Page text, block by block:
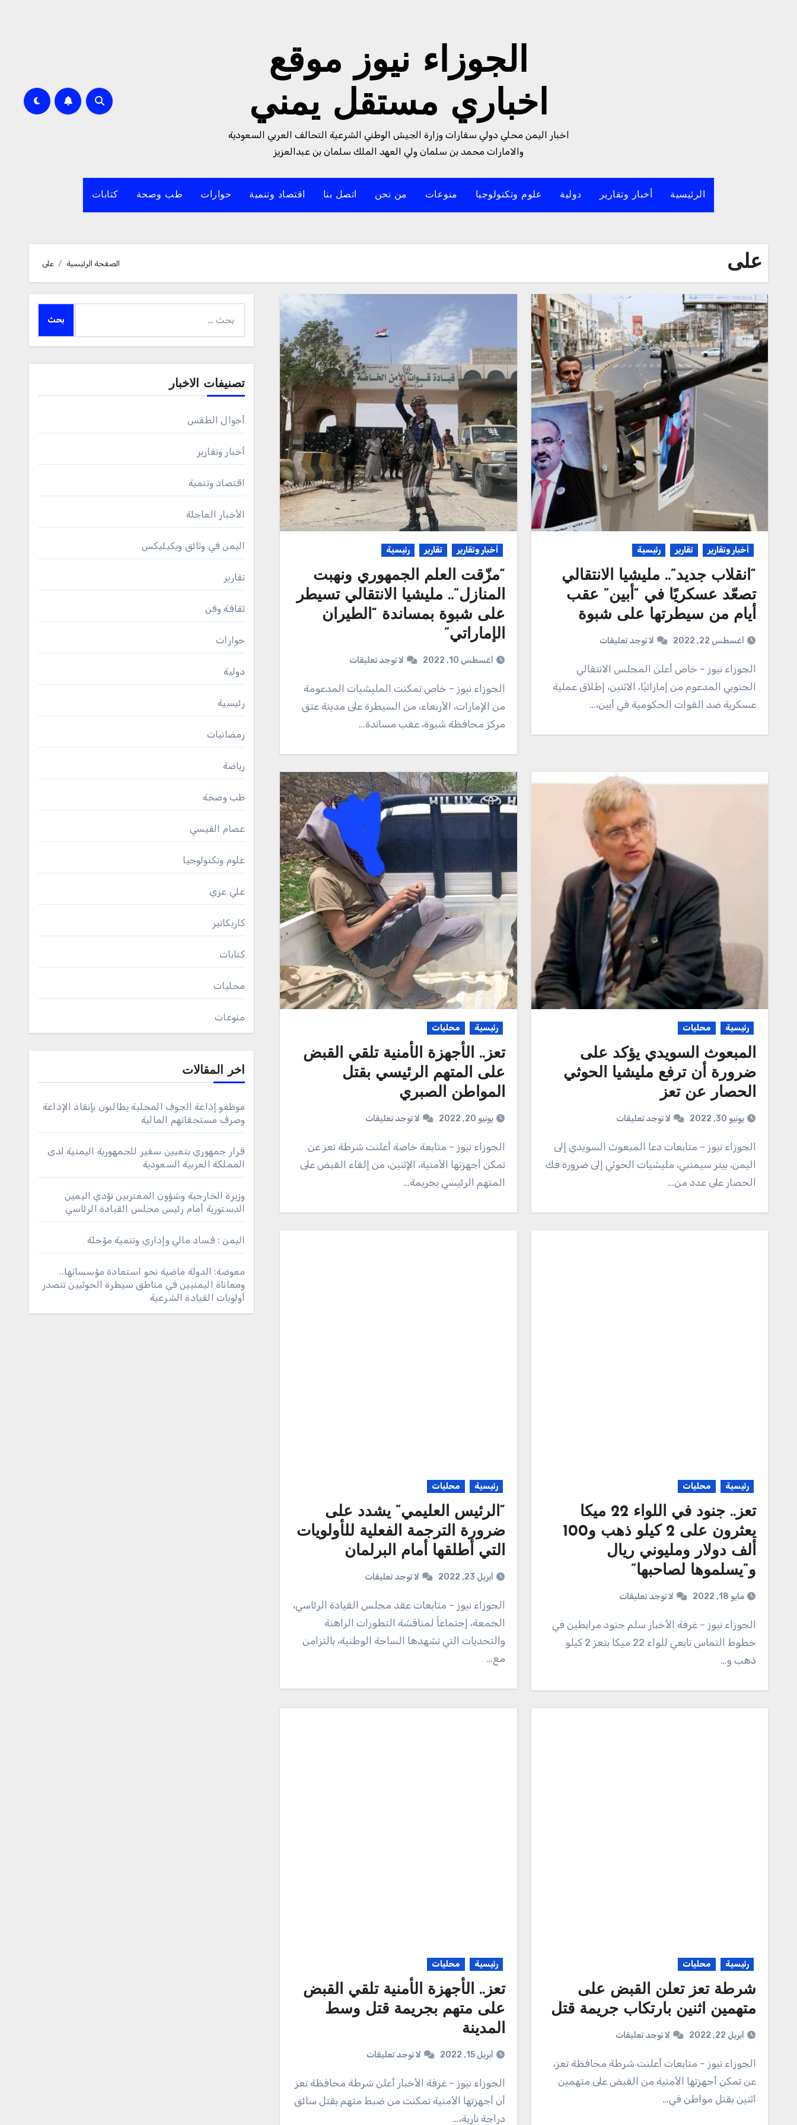
الجوزاء نيوز موقع
اخباري مستقل يمني
اخبار اليمن محلي دولي سفارات وزارة الجيش الوطني الشرعية التحالف العربي السعودية
والامارات محمد بن سلمان ولي العهد الملك سلمان بن عبدالعزيز
الرئيسية أخبار وتقارير دولية علوم وتكنولوجيا منوعات من نحن اتصل بنا اقتصاد وتنمية حوارات طب وصحة كتابات
على الصفحة الرئيسية على
أخبار وتقارير تقارير رئيسية
“انقلاب جديد”.. مليشيا الانتقالي
تصعّد عسكريًا في “أبين” عقب
أيام من سيطرتها على شبوة
أغسطس 22, 2022 لا توجد تعليقات
الجنوبي المدعوم من إماراتيًا، الاثنين، إطلاق عملية
عسكرية ضد القوات الحكومية في أبين،…
أخبار وتقارير تقارير رئيسية
“مزّقت العلم الجمهوري ونهبت
المنازل”.. مليشيا الانتقالي تسيطر
على شبوة بمساندة “الطيران
الإماراتي”
أغسطس 10, 2022 لا توجد تعليقات
من الإمارات، الأربعاء، من السيطرة على مدينة عتق
مركز محافظة شبوة، عقب مساندة…
رئيسية محليات
‏المبعوث السويدي يؤكد على
ضرورة أن ترفع مليشيا الحوثي
الحصار ‎عن تعز
يونيو 30, 2022 لا توجد تعليقات
اليمن، بيتر سيمنبي، مليشيات الحوثي إلى ضرورة فك
الحصار على عدد من…
رئيسية محليات
تعز.. الأجهزة الأمنية تلقي القبض
على المتهم الرئيسي بقتل
المواطن الصبري
يونيو 20, 2022 لا توجد تعليقات
تمكن أجهزتها الأمنية، الإثنين، من إلقاء القبض على
المتهم الرئيسي بجريمة…
رئيسية محليات
تعز.. جنود في اللواء 22 ميكا
يعثرون على 2 كيلو ذهب و100
ألف دولار ومليوني ريال
و”يسلموها لصاحبها”
مايو 18, 2022 لا توجد تعليقات
خطوط التماس تابعي للواء 22 ميكا بتعز 2 كيلو
ذهب و…
رئيسية محليات
“الرئيس العليمي” يشدد على
ضرورة الترجمة الفعلية للأولويات
التي أطلقها أمام البرلمان
أبريل 23, 2022 لا توجد تعليقات
الجمعة، إجتماعاً لمناقشة التطورات الراهنة
والتحديات التي تشهدها الساحة الوطنية، بالتزامن
مع…
رئيسية محليات
شرطة تعز تعلن القبض على
متهمين اثنين بارتكاب جريمة قتل
أبريل 22, 2022 لا توجد تعليقات
عن تمكن أجهزتها الأمنية من القبض على متهمين
اثنين بقتل مواطن في…
رئيسية محليات
تعز.. الأجهزة الأمنية تلقي القبض
على متهم بجريمة قتل وسط
المدينة
أبريل 15, 2022 لا توجد تعليقات
أن أجهزتها الأمنية تمكنت من ضبط متهم بقتل سائق
دراجة نارية،…
عن:
تصنيفات الاخبار
أحوال الطقس
أخبار وتقارير
اقتصاد وتنمية
الأخبار العاجلة
اليمن في وثائق ويكيليكس
تقارير
ثقافة وفن
حوارات
دولية
رئيسية
رمضانيات
رياضة
طب وصحة
عصام القيسي
علوم وتكنولوجيا
علي عزي
كاريكاتير
كتابات
محليات
منوعات
اخر المقالات
موظفو إذاعة الجوف المحلية يطالبون بإنقاذ الإذاعة
وصرف مستحقاتهم المالية
قرار جمهوري بتعيين سفير للجمهورية اليمنية لدى
المملكة العربية السعودية
وزيرة الخارجية وشؤون المغتربين تؤدي اليمين
الدستورية أمام رئيس مجلس القيادة الرئاسي
اليمن : فساد مالي وإداري وتنمية مؤجلة
معوضة: الدولة ماضية نحو استعادة مؤسساتها..
ومعاناة اليمنيين في مناطق سيطرة الحوثيين تتصدر
أولويات القيادة الشرعية